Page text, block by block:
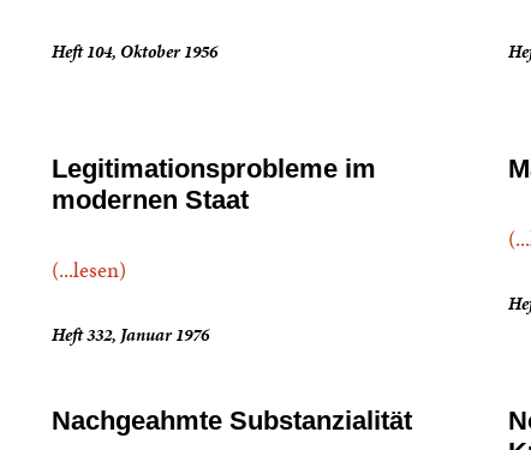
Heft 104, Oktober 1956
Legitimationsprobleme im
modernen Staat
(...lesen)
Heft 332, Januar 1976
Nachgeahmte Substanzialität